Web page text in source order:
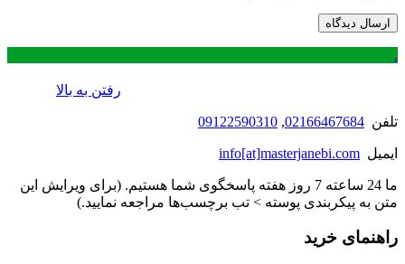
.
رفتن به بالا
تلفن 02166467684
,
09122590310
ایمیل info[at]masterjanebi.com
ما 24 ساعته 7 روز هفته پاسخگوی شما هستیم. (برای ویرایش این
متن به پیکربندی پوسته > تب برچسب‌ها مراجعه نمایید.)
راهنمای خرید